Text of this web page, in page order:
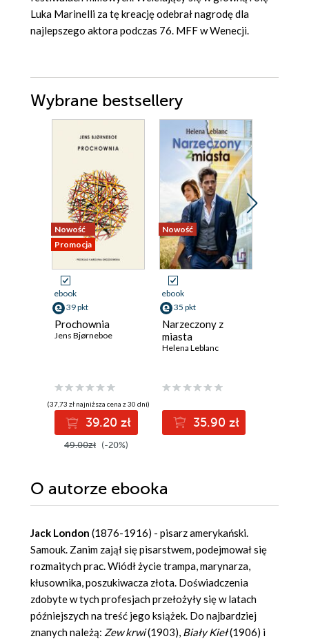
Luka Marinelli za tę kreację odebrał nagrodę dla
najlepszego aktora podczas 76. MFF w Wenecji.
Wybrane bestsellery
Nowość
Promocja
ebook
39 pkt
Prochownia
Jens Bjørneboe
(37,73 zł najniższa cena z 30 dni)
39.20 zł
49.00zł (-20%)
Nowość
ebook
35 pkt
Narzeczony z
miasta
Helena Leblanc
35.90 zł
O autorze ebooka
Jack London (1876-1916) - pisarz amerykański.
Samouk. Zanim zajął się pisarstwem, podejmował się
rozmaitych prac. Wiódł życie trampa, marynarza,
kłusownika, poszukiwacza złota. Doświadczenia
zdobyte w tych profesjach przełożyły się w latach
późniejszych na treść jego książek. Do najbardziej
znanych należą: Zew krwi(1903), Biały Kieł(1906) i